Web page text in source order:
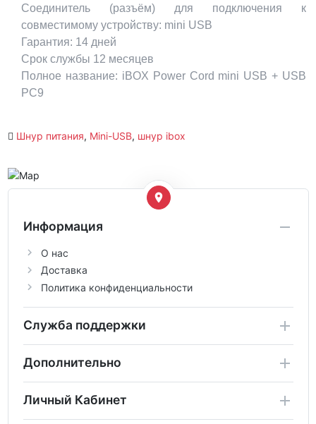
Соединитель (разъём) для подключения к
совместимому устройству: mini USB
Гарантия: 14 дней
Срок службы 12 месяцев
Полное название: iBOX Power Cord mini USB + USB
PC9
Шнур питания, Mini-USB, шнур ibox
Информация
О нас
Доставка
Политика конфиденциальности
Служба поддержки
Дополнительно
Личный Кабинет